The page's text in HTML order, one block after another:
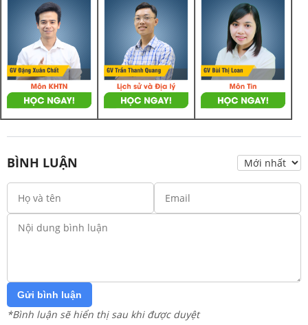
BÌNH LUẬN
Gửi bình luận
*Bình luận sẽ hiển thị sau khi được duyệt